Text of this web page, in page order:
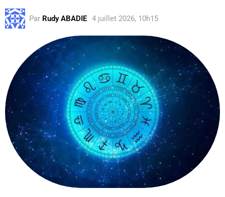
Par Rudy ABADIE 4 juillet 2026, 10h15